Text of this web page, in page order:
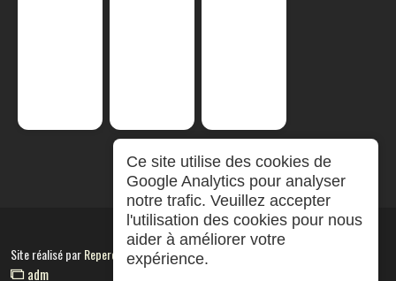
Site réalisé parRepereCom
adm
Ce site utilise des cookies de
Google Analytics pour analyser
notre trafic. Veuillez accepter
l'utilisation des cookies pour nous
aider à améliorer votre
expérience.